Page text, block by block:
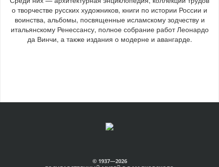
о творчестве русских художников, книги по истории России и
воинства, альбомы, посвященные исламскому зодчеству и
итальянскому Ренессансу, полное собрание работ Леонардо
да Винчи, а также издания о модерне и авангарде.
© 1937—2026